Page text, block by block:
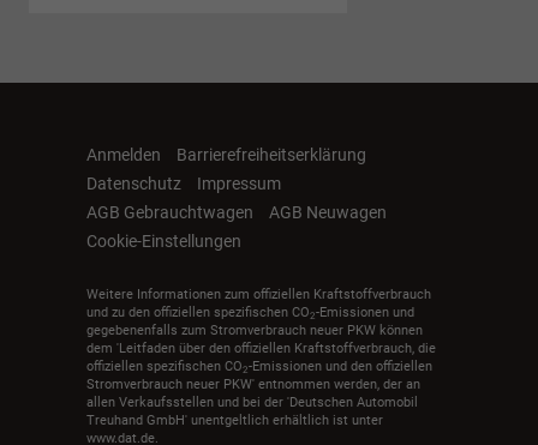
Anmelden
Barrierefreiheitserklärung
Datenschutz
Impressum
AGB Gebrauchtwagen
AGB Neuwagen
Cookie-Einstellungen
Weitere Informationen zum offiziellen Kraftstoffverbrauch
und zu den offiziellen spezifischen CO2-Emissionen und
gegebenenfalls zum Stromverbrauch neuer PKW können
dem 'Leitfaden über den offiziellen Kraftstoffverbrauch, die
offiziellen spezifischen CO2-Emissionen und den offiziellen
Stromverbrauch neuer PKW' entnommen werden, der an
allen Verkaufsstellen und bei der 'Deutschen Automobil
Treuhand GmbH' unentgeltlich erhältlich ist unter
www.dat.de.